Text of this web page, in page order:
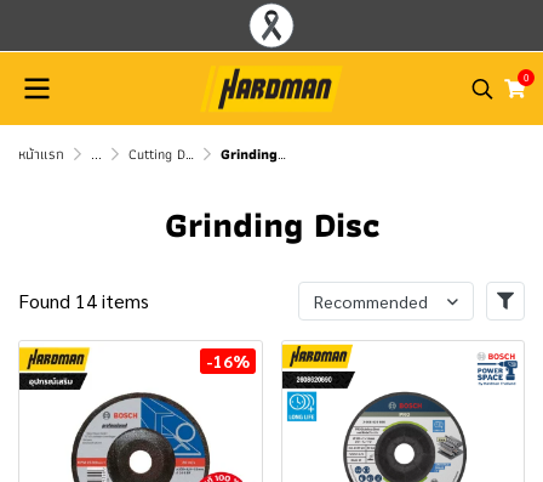
0
หน้าแรก ... Cutting Disc / Fiber Cutting Disc / Grinding Disc Grinding Disc
Grinding Disc
Found 14 items Recommended
-16%